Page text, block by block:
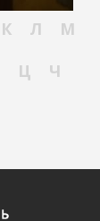
К Л
М
Ц
Ч